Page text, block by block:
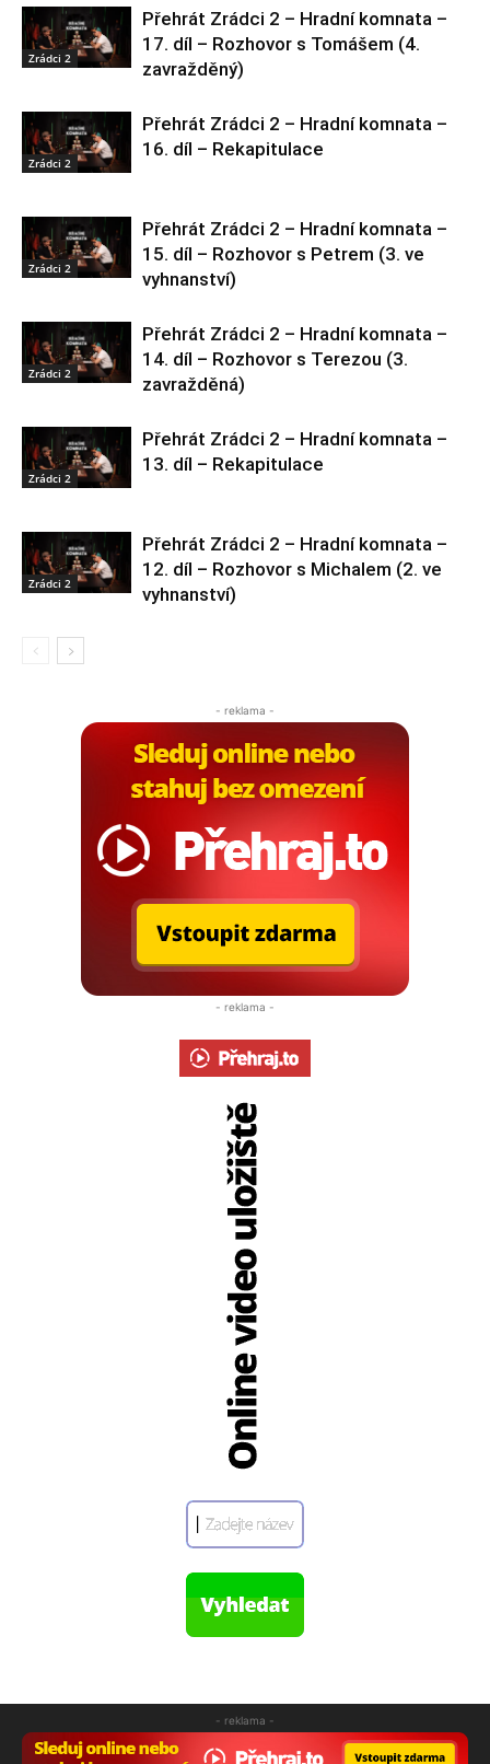
Zrádci 2
Přehrát Zrádci 2 – Hradní komnata –
17. díl – Rozhovor s Tomášem (4.
zavražděný)
Zrádci 2
Přehrát Zrádci 2 – Hradní komnata –
16. díl – Rekapitulace
Zrádci 2
Přehrát Zrádci 2 – Hradní komnata –
15. díl – Rozhovor s Petrem (3. ve
vyhnanství)
Zrádci 2
Přehrát Zrádci 2 – Hradní komnata –
14. díl – Rozhovor s Terezou (3.
zavražděná)
Zrádci 2
Přehrát Zrádci 2 – Hradní komnata –
13. díl – Rekapitulace
Zrádci 2
Přehrát Zrádci 2 – Hradní komnata –
12. díl – Rozhovor s Michalem (2. ve
vyhnanství)
- reklama -
- reklama -
- reklama -